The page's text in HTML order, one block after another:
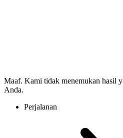
Maaf. Kami tidak menemukan hasil
Anda.
Perjalanan